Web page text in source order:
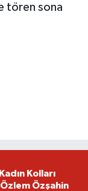
tören sona
Kolları
Özlem Özşahin